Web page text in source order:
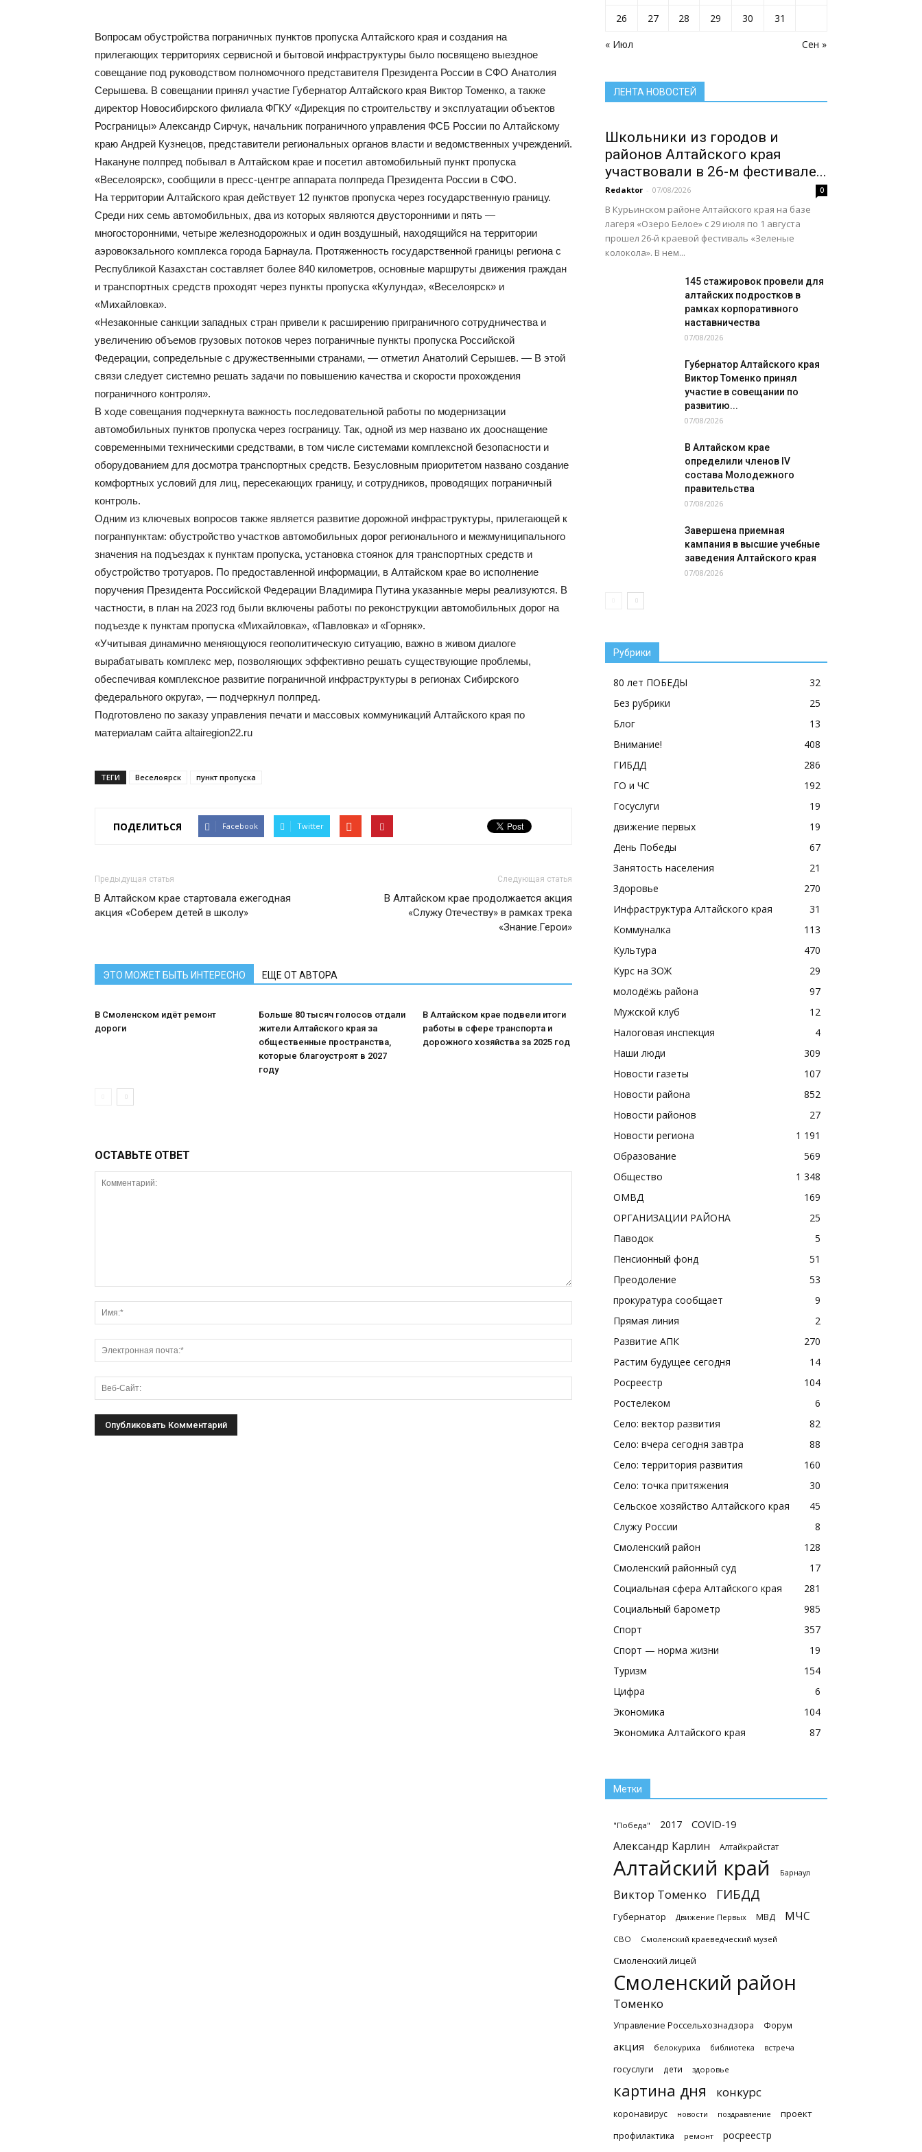
Вопросам обустройства пограничных пунктов пропуска Алтайского края и создания на
прилегающих территориях сервисной и бытовой инфраструктуры было посвящено выездное
совещание под руководством полномочного представителя Президента России в СФО Анатолия
Серышева. В совещании принял участие Губернатор Алтайского края Виктор Томенко, а также
директор Новосибирского филиала ФГКУ «Дирекция по строительству и эксплуатации объектов
Росграницы» Александр Сирчук, начальник пограничного управления ФСБ России по Алтайскому
краю Андрей Кузнецов, представители региональных органов власти и ведомственных учреждений.
Накануне полпред побывал в Алтайском крае и посетил автомобильный пункт пропуска
«Веселоярск», сообщили в пресс-центре аппарата полпреда Президента России в СФО.
На территории Алтайского края действует 12 пунктов пропуска через государственную границу.
Среди них семь автомобильных, два из которых являются двусторонними и пять —
многосторонними, четыре железнодорожных и один воздушный, находящийся на территории
аэровокзального комплекса города Барнаула. Протяженность государственной границы региона с
Республикой Казахстан составляет более 840 километров, основные маршруты движения граждан
и транспортных средств проходят через пункты пропуска «Кулунда», «Веселоярск» и
«Михайловка».
«Незаконные санкции западных стран привели к расширению приграничного сотрудничества и
увеличению объемов грузовых потоков через пограничные пункты пропуска Российской
Федерации, сопредельные с дружественными странами, — отметил Анатолий Серышев. — В этой
связи следует системно решать задачи по повышению качества и скорости прохождения
пограничного контроля».
В ходе совещания подчеркнута важность последовательной работы по модернизации
автомобильных пунктов пропуска через госграницу. Так, одной из мер названо их дооснащение
современными техническими средствами, в том числе системами комплексной безопасности и
оборудованием для досмотра транспортных средств. Безусловным приоритетом названо создание
комфортных условий для лиц, пересекающих границу, и сотрудников, проводящих пограничный
контроль.
Одним из ключевых вопросов также является развитие дорожной инфраструктуры, прилегающей к
погранпунктам: обустройство участков автомобильных дорог регионального и межмуниципального
значения на подъездах к пунктам пропуска, установка стоянок для транспортных средств и
обустройство тротуаров. По предоставленной информации, в Алтайском крае во исполнение
поручения Президента Российской Федерации Владимира Путина указанные меры реализуются. В
частности, в план на 2023 год были включены работы по реконструкции автомобильных дорог на
подъезде к пунктам пропуска «Михайловка», «Павловка» и «Горняк».
«Учитывая динамично меняющуюся геополитическую ситуацию, важно в живом диалоге
вырабатывать комплекс мер, позволяющих эффективно решать существующие проблемы,
обеспечивая комплексное развитие пограничной инфраструктуры в регионах Сибирского
федерального округа», — подчеркнул полпред.
Подготовлено по заказу управления печати и массовых коммуникаций Алтайского края по
материалам сайта altairegion22.ru
ТЕГИ Веселоярск пункт пропуска
ПОДЕЛИТЬСЯ Facebook Twitter
Предыдущая статья
В Алтайском крае стартовала ежегодная
акция «Соберем детей в школу»
Следующая статья
В Алтайском крае продолжается акция
«Служу Отечеству» в рамках трека
«Знание.Герои»
ЭТО МОЖЕТ БЫТЬ ИНТЕРЕСНО ЕЩЕ ОТ АВТОРА
В Смоленском идёт ремонт
дороги
Больше 80 тысяч голосов отдали
жители Алтайского края за
общественные пространства,
которые благоустроят в 2027
году
В Алтайском крае подвели итоги
работы в сфере транспорта и
дорожного хозяйства за 2025 год
ОСТАВЬТЕ ОТВЕТ
« Июл Сен »
26
27 28 29 30 31
ЛЕНТА НОВОСТЕЙ
Сельское хозяйство Алтайского края
Служу России
Смоленский район
Социальная сфера Алтайского края
Школьники из городов и
районов Алтайского края
участвовали в 26-м фестивале...
Redaktor - 07/08/2026 0
В Курьинском районе Алтайского края на базе
лагеря «Озеро Белое» с 29 июля по 1 августа
прошел 26‑й краевой фестиваль «Зеленые
колокола». В нем...
145 стажировок провели для
алтайских подростков в
рамках корпоративного
наставничества
07/08/2026
Губернатор Алтайского края
Виктор Томенко принял
участие в совещании по
развитию...
07/08/2026
В Алтайском крае
определили членов IV
состава Молодежного
правительства
07/08/2026
Завершена приемная
кампания в высшие учебные
заведения Алтайского края
07/08/2026
Рубрики
80 лет ПОБЕДЫ
32
Без рубрики
25
Блог
13
Внимание!
408
ГИБДД
286
ГО и ЧС
192
Госуслуги
19
движение первых
19
День Победы
67
Занятость населения
21
Здоровье
270
Инфраструктура Алтайского края
31
Коммуналка
113
Культура
470
Курс на ЗОЖ
29
молодёжь района
97
Мужской клуб
12
Налоговая инспекция
4
Наши люди
309
Новости газеты
107
Новости района
852
Новости районов
27
Новости региона
1 191
Образование
569
Общество
1 348
ОМВД
169
ОРГАНИЗАЦИИ РАЙОНА
25
Паводок
5
Пенсионный фонд
51
Преодоление
53
прокуратура сообщает
9
Прямая линия
2
Развитие АПК
270
Растим будущее сегодня
14
Росреестр
104
Ростелеком
6
Село: вектор развития
82
Село: вчера сегодня завтра
88
Село: территория развития
160
Село: точка притяжения
30
Сельское хозяйство Алтайского края
45
Служу России
8
Смоленский район
128
Смоленский районный суд
17
Социальная сфера Алтайского края
281
Социальный барометр
985
Спорт
357
Спорт — норма жизни
19
Туризм
154
Цифра
6
Экономика
104
Экономика Алтайского края
87
Метки
"Победа" 2017 COVID-19
Александр Карлин Алтайкрайстат
Алтайский край Барнаул
Виктор Томенко ГИБДД
Губернатор Движение Первых МВД МЧС
СВО Смоленский краеведческий музей
Смоленский лицей
Смоленский район
Томенко
Управление Россельхознадзора Форум
акция белокуриха библиотека встреча
госуслуги дети здоровье
картина дня конкурс
коронавирус новости поздравление
проект
профилактика
ремонт росреестр